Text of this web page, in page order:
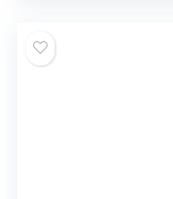
für Garnelen und
Lebendfutter